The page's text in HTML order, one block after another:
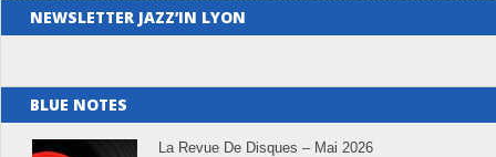
NEWSLETTER JAZZ’IN LYON
BLUE NOTES
La Revue De Disques – Mai 2026